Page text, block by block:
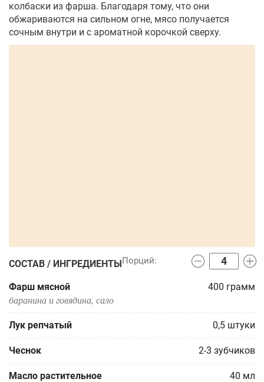
колбаски из фарша. Благодаря тому, что они
обжариваются на сильном огне, мясо получается
сочным внутри и с ароматной корочкой сверху.
СОСТАВ / ИНГРЕДИЕНТЫ
Фарш мясной 400 грамм
баранина и говядина, сало
Лук репчатый 0,5 штуки
Чеснок 2-3 зубчиков
Масло растительное 40 мл